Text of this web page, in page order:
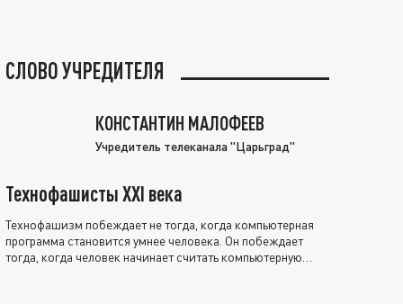
СЛОВО УЧРЕДИТЕЛЯ
КОНСТАНТИН МАЛОФЕЕВ
Учредитель телеканала "Царьград"
Технофашисты XXI века
Технофашизм побеждает не тогда, когда компьютерная
программа становится умнее человека. Он побеждает
тогда, когда человек начинает считать компьютерную